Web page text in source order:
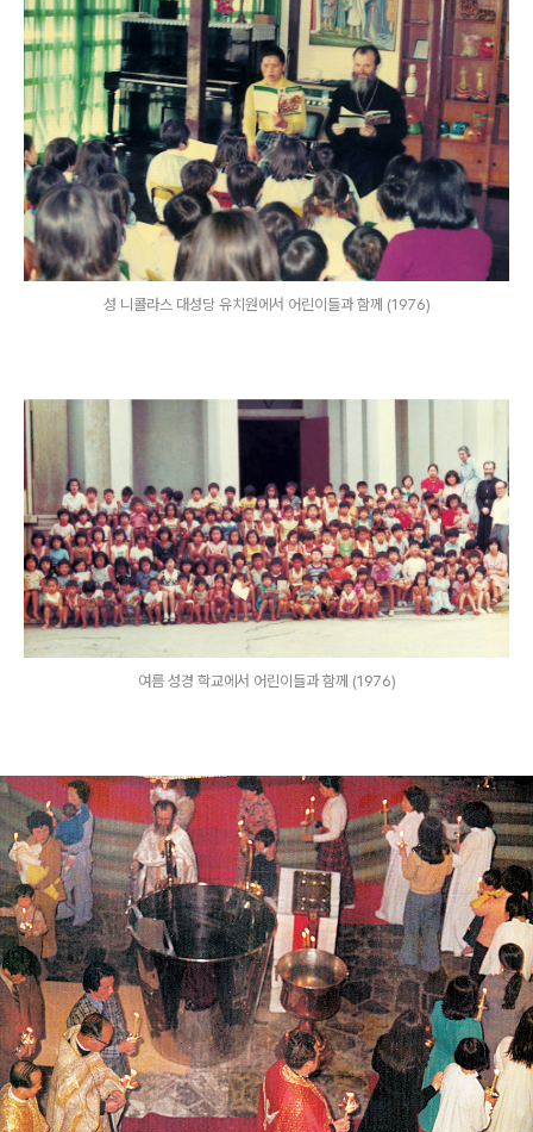
성 니콜라스 대성당 유치원에서 어린이들과 함께 (1976)
여름 성경 학교에서 어린이들과 함께 (1976)